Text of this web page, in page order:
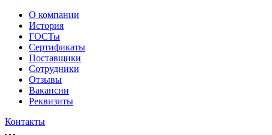
О компании
История
ГОСТы
Сертификаты
Поставщики
Сотрудники
Отзывы
Вакансии
Реквизиты
Контакты